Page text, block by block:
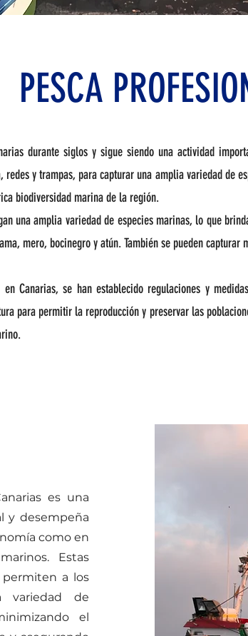
PESCA
durante siglos y sigue siendo una actividad
y trampas, para capturar una amplia variedad de
biodiversidad marina de la región.
una amplia variedad de especies marinas, lo que
mero, bocinegro y atún. También se pueden
Canarias, se han establecido regulaciones y
para permitir la reproducción y preservar las
es una
y desempeña
como en
Estas
permiten a los
variedad de
el